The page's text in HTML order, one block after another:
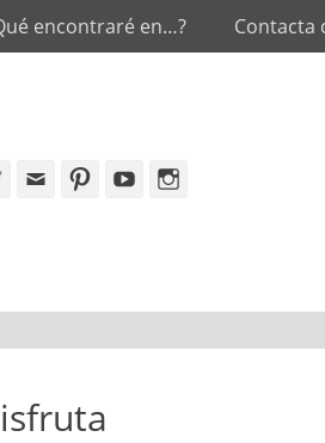
encontraré en…? Contacta
Twitter EmailPinterestYouTubeInstagram